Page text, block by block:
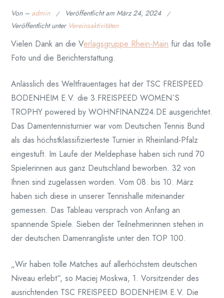
Von – admin Veröffentlicht amMärz 24, 2024
Veröffentlicht unter Vereinsaktivitäten
Vielen Dank an die Verlagsgruppe Rhein-Main für das tolle
Foto und die Berichterstattung.
Anlässlich des Weltfrauentages hat der TSC FREISPEED
BODENHEIM E.V. die 3.FREISPEED WOMEN`S
TROPHY powered by WOHNFINANZ24.DE ausgerichtet.
Das Damentennisturnier war vom Deutschen Tennis Bund
als das höchstklassifizierteste Turnier in Rheinland-Pfalz
eingestuft. Im Laufe der Meldephase haben sich rund 70
Spielerinnen aus ganz Deutschland beworben. 32 von
Ihnen sind zugelassen worden. Vom 08. bis 10. März
haben sich diese in unserer Tennishalle miteinander
gemessen. Das Tableau versprach von Anfang an
spannende Spiele. Sieben der Teilnehmerinnen stehen in
der deutschen Damenrangliste unter den TOP 100.
„Wir haben tolle Matches auf allerhöchstem deutschen
Niveau erlebt“, so Maciej Moskwa, 1. Vorsitzender des
ausrichtenden TSC FREISPEED BODENHEIM E.V. Die